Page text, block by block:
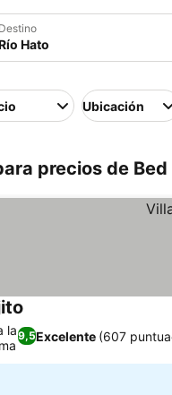
Destino
Ubicación
precios de
9,5Excelente (607
la